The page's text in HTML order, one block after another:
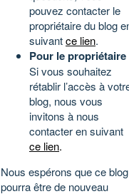
pouvez contacter le
propriétaire du blog
suivantce lien.
Pour le propriétaire
Si vous souhaitez
rétablir l’accès à
blog, nous vous
invitons à nous
contacter en suivant
ce lien.
Nous espérons que ce blog
pourra être de nouveau